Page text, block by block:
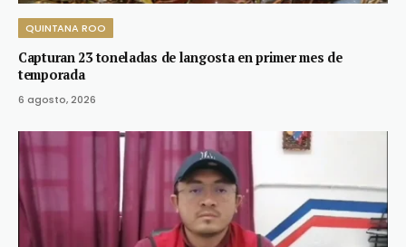
QUINTANA ROO
Capturan 23 toneladas de langosta en primer mes de
temporada
6 agosto, 2026